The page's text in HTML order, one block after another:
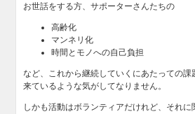
お世話をする方、サポーターさんたちの
高齢化
マンネリ化
時間とモノへの自己負担
など、これから継続していくにあたっての課
来ているような気がしてなりません。
しかも活動はボランティアだけれど、それ